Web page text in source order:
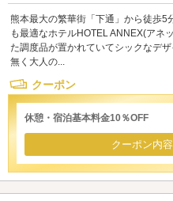
熊本最大の繁華街「下通」から徒歩5
も最適なホテルHOTEL ANNEX(アネ
た調度品が置かれていてシックなデ
無く大人の...
クーポン
休憩・宿泊基本料金10％OFF
クーポン内